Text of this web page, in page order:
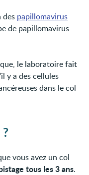
des papillomavirus
de papillomavirus
le laboratoire fait
y a des cellules
dans le col
vous avez un col
tous les 3 ans.